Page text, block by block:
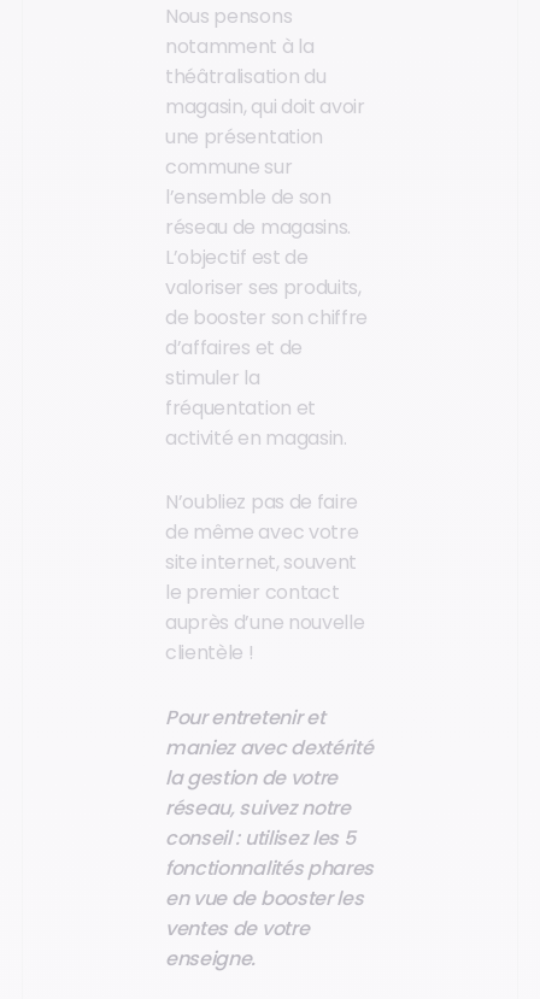
Nous pensons
notamment à la
théâtralisation du
magasin, qui doit avoir
une présentation
commune sur
l’ensemble de son
réseau de magasins.
L’objectif est de
valoriser ses produits,
de booster son chiffre
d’affaires et de
stimuler la
fréquentation et
activité en magasin.
N’oubliez pas de faire
de même avec votre
site internet, souvent
le premier contact
auprès d’une nouvelle
clientèle !
Pour entretenir et
maniez avec dextérité
la gestion de votre
réseau, suivez notre
conseil : utilisez les 5
fonctionnalités phares
en vue de booster les
ventes de votre
enseigne.